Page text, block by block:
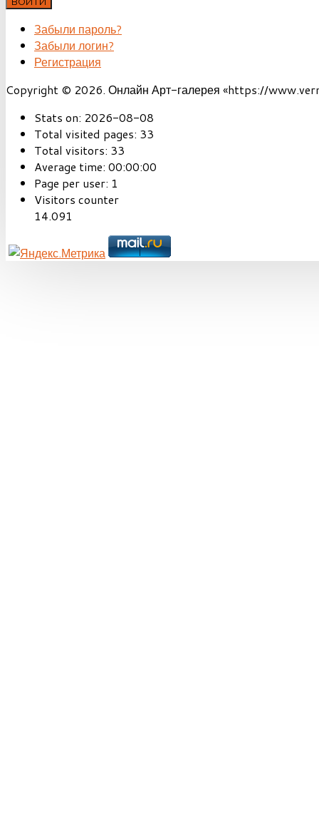
Забыли пароль?
Забыли логин?
Регистрация
Copyright © 2026. Онлайн Арт-галерея «https://
Stats on: 2026-08-08
Total visited pages: 33
Total visitors: 33
Average time: 00:00:00
Page per user: 1
Visitors counter
14.091